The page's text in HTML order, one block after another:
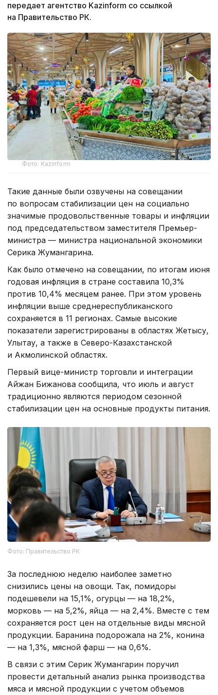
передает агентство Kazinform со ссылкой
на Правительство РК.
Фото: Kazinform
Такие данные были озвучены на совещании
по вопросам стабилизации цен на социально
значимые продовольственные товары и инфляции
под председательством заместителя Премьер-
министра — министра национальной экономики
Серика Жумангарина.
Как было отмечено на совещании, по итогам июня
годовая инфляция в стране составила 10,3%
против 10,4% месяцем ранее. При этом уровень
инфляции выше среднереспубликанского
сохраняется в 11 регионах. Самые высокие
показатели зарегистрированы в областях Жетысу,
Улытау, а также в Северо-Казахстанской
и Акмолинской областях.
Первый вице-министр торговли и интеграции
Айжан Бижанова сообщила, что июль и август
традиционно являются периодом сезонной
стабилизации цен на основные продукты питания.
Фото: Правительство РК
За последнюю неделю наиболее заметно
снизились цены на овощи. Так, помидоры
подешевели на 15,1%, огурцы — на 18,2%,
морковь — на 5,2%, яйца — на 2,4%. Вместе с тем
сохраняется рост цен на отдельные виды мясной
продукции. Баранина подорожала на 2%, конина
— на 1,3%, мясной фарш — на 0,6%.
В связи с этим Серик Жумангарин поручил
провести детальный анализ рынка производства
мяса и мясной продукции с учетом объемов